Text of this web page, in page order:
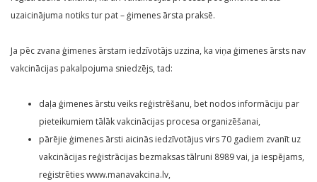
uzaicinājuma notiks tur pat – ģimenes ārsta praksē.
Ja pēc zvana ģimenes ārstam iedzīvotājs uzzina, ka viņa ģimenes ārsts nav
vakcinācijas pakalpojuma sniedzējs, tad:
daļa ģimenes ārstu veiks reģistrēšanu, bet nodos informāciju par
pieteikumiem tālāk vakcinācijas procesa organizēšanai,
pārējie ģimenes ārsti aicinās iedzīvotājus virs 70 gadiem zvanīt uz
vakcinācijas reģistrācijas bezmaksas tālruni 8989 vai, ja iespējams,
reģistrēties www.manavakcina.lv,